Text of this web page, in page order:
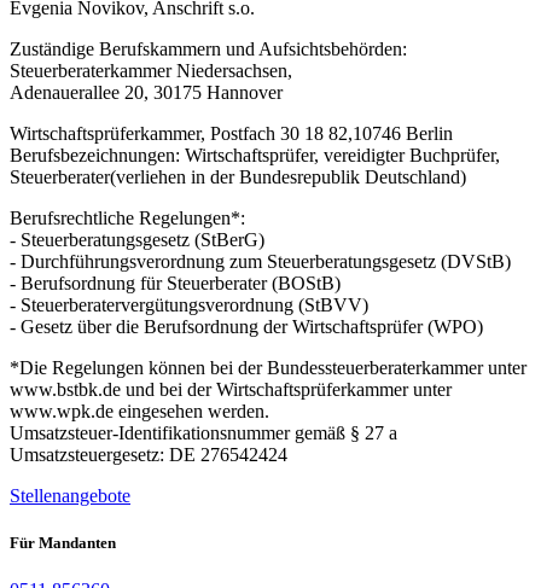
Evgenia Novikov, Anschrift s.o.
Zuständige Berufskammern und Aufsichtsbehörden:
Steuerberaterkammer Niedersachsen,
Adenauerallee 20, 30175 Hannover
Wirtschaftsprüferkammer, Postfach 30 18 82,10746 Berlin
Berufsbezeichnungen: Wirtschaftsprüfer, vereidigter Buchprüfer,
Steuerberater(verliehen in der Bundesrepublik Deutschland)
Berufsrechtliche Regelungen*:
- Steuerberatungsgesetz (StBerG)
- Durchführungsverordnung zum Steuerberatungsgesetz (DVStB)
- Berufsordnung für Steuerberater (BOStB)
- Steuerberatervergütungsverordnung (StBVV)
- Gesetz über die Berufsordnung der Wirtschaftsprüfer (WPO)
*Die Regelungen können bei der Bundessteuerberaterkammer unter
www.bstbk.de und bei der Wirtschaftsprüferkammer unter
www.wpk.de eingesehen werden.
Umsatzsteuer-Identifikationsnummer gemäß § 27 a
Umsatzsteuergesetz: DE 276542424
Stellenangebote
Für Mandanten